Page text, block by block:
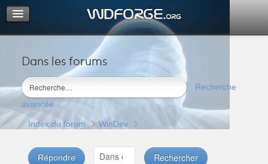
Dans les forums
Recherche
avancée
Portail
Index du forum
M’enregistrer
Connexion
Index du forum WinDev
Répondre